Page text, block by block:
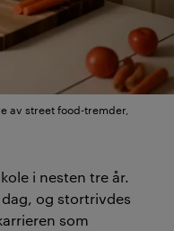
av street food-tremder,
i nesten tre år.
og stortrivdes
som